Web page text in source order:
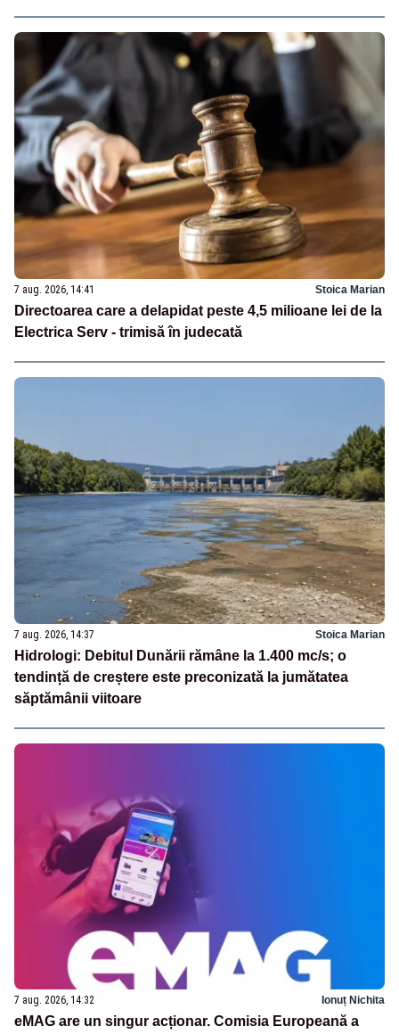
7 aug. 2026, 14:41 Stoica Marian
Directoarea care a delapidat peste 4,5 milioane lei de la
Electrica Serv - trimisă în judecată
7 aug. 2026, 14:37 Stoica Marian
Hidrologi: Debitul Dunării rămâne la 1.400 mc/s; o
tendință de creștere este preconizată la jumătatea
săptămânii viitoare
7 aug. 2026, 14:32 Ionuț Nichita
eMAG are un singur acționar. Comisia Europeană a